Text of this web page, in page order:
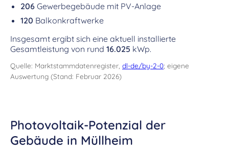
206 Gewerbegebäude mit PV-Anlage
120 Balkonkraftwerke
Insgesamt ergibt sich eine aktuell installierte
Gesamtleistung von rund 16.025 kWp.
Quelle: Marktstammdatenregister, dl-de/by-2-0; eigene
Auswertung (Stand: Februar 2026)
Photovoltaik-Potenzial der
Gebäude in Müllheim